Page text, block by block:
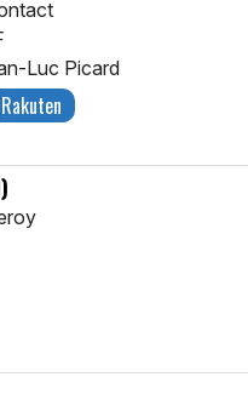
Luc Picard
Rakuten